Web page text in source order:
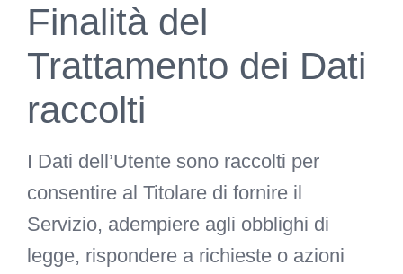
Finalità del
Trattamento dei Dati
raccolti
I Dati dell’Utente sono raccolti per
consentire al Titolare di fornire il
Servizio, adempiere agli obblighi di
legge, rispondere a richieste o azioni